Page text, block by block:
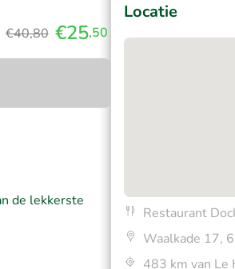
€40,80 €25,50
de lekkerste
Locatie
Restaurant
Waalkade 17,
483 km van Le